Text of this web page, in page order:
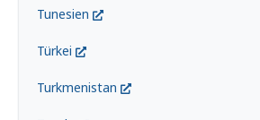
Tunesien
Türkei
Turkmenistan